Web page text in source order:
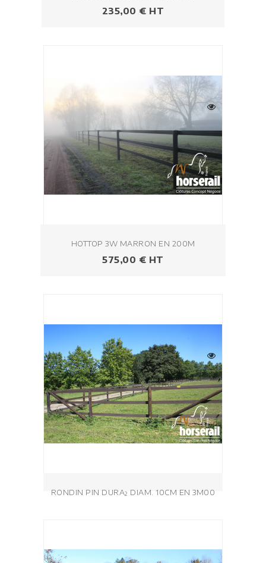
Prezzo
235,00 € HT
HOTTOP 3W MARRON EN 200M
Prezzo
575,00 € HT
RONDIN PIN DURA² DIAM. 10CM EN 3M00